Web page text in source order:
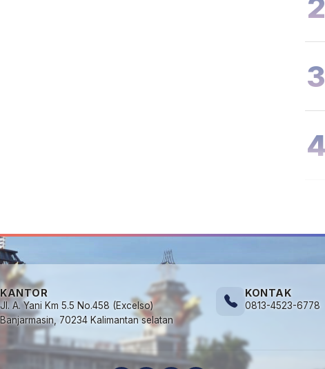
3
4
KANTOR
Jl. A. Yani Km 5.5 No.458 (Excelso)
Banjarmasin, 70234 Kalimantan selatan
KONTAK
0813-4523-6778